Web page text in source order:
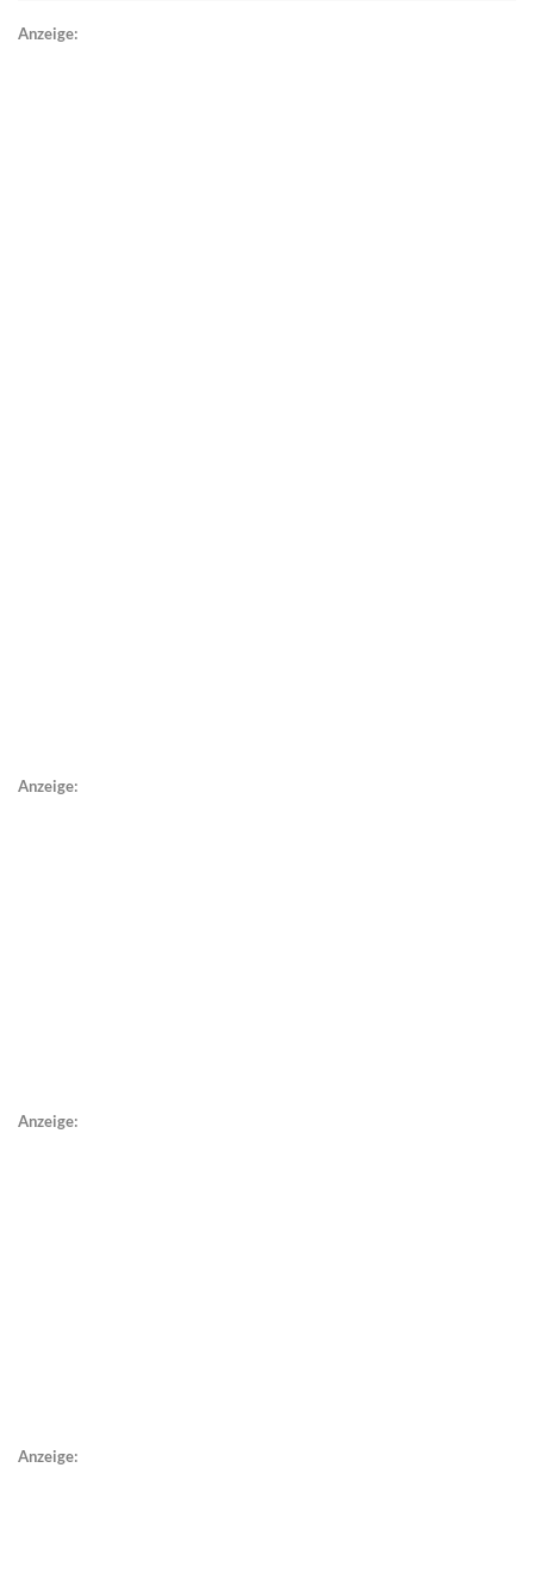
Anzeige:
Anzeige:
Anzeige:
Anzeige: